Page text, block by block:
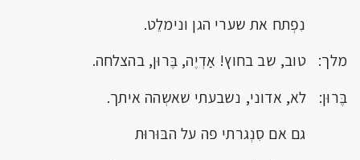
נִפְתח את שערי הגן ונימלֵט.
מלך: טוב, שב בחוץ! אַדְיֶה, בֶּרוּן, בהצלחה.
בֶּרוּן: לא, אדוני, נשבעתי שאשְהה איתך.
גם אם סִנְגרתי פה על הבּוּרוּת